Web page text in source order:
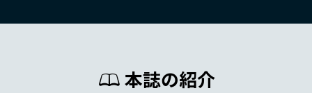
本誌の紹介